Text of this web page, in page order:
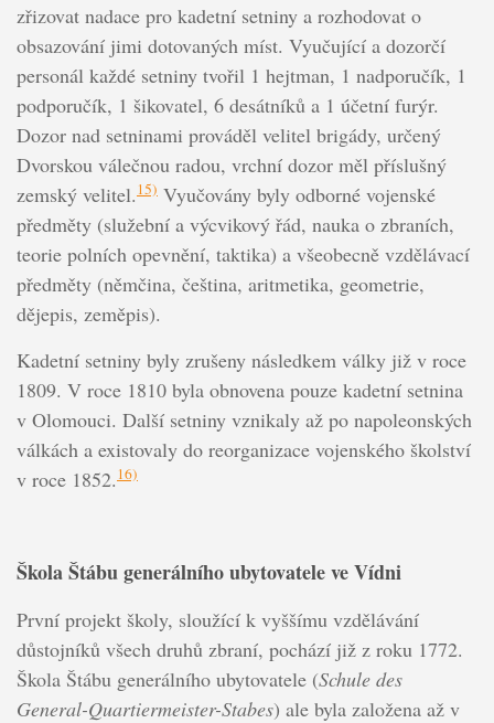
zřizovat nadace pro kadetní setniny a rozhodovat o
obsazování jimi dotovaných míst. Vyučující a dozorčí
personál každé setniny tvořil 1 hejtman, 1 nadporučík, 1
podporučík, 1 šikovatel, 6 desátníků a 1 účetní furýr.
Dozor nad setninami prováděl velitel brigády, určený
Dvorskou válečnou radou, vrchní dozor měl příslušný
zemský velitel.15)Vyučovány byly odborné vojenské
předměty (služební a výcvikový řád, nauka o zbraních,
teorie polních opevnění, taktika) a všeobecně vzdělávací
předměty (němčina, čeština, aritmetika, geometrie,
dějepis, zeměpis).
Kadetní setniny byly zrušeny následkem války již v roce
1809. V roce 1810 byla obnovena pouze kadetní setnina
v Olomouci. Další setniny vznikaly až po napoleonských
válkách a existovaly do reorganizace vojenského školství
v roce 1852.16)
Škola Štábu generálního ubytovatele ve Vídni
První projekt školy, sloužící k vyššímu vzdělávání
důstojníků všech druhů zbraní, pochází již z roku 1772.
Škola Štábu generálního ubytovatele (Schule des
General-Quartiermeister-Stabes) ale byla založena až v